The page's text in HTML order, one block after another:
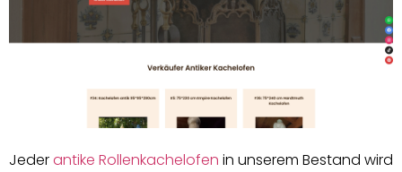
Jederantike Rollenkachelofen in unserem Bestand wird